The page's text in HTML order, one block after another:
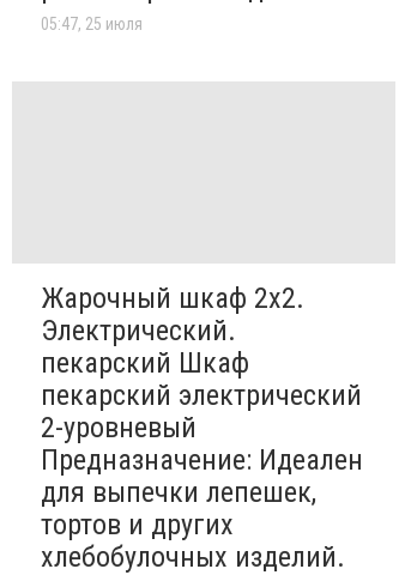
05:47, 25 июля
Жарочный шкаф 2х2.
Электрический.
пекарский Шкаф
пекарский электрический
2-уровневый
Предназначение: Идеален
для выпечки лепешек,
тортов и других
хлебобулочных изделий.